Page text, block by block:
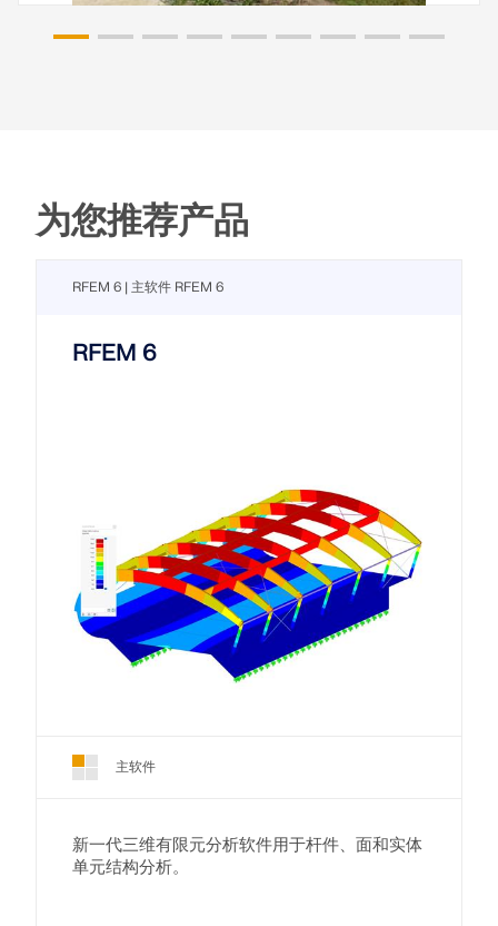
为您推荐产品
RFEM 6 | 主软件 RFEM 6
RFEM 6
主软件
新一代三维有限元分析软件用于杆件、面和实体
单元结构分析。